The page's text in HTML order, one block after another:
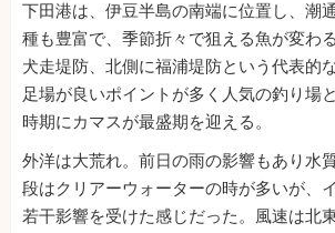
下田港は、伊豆半島の南端に位置し、潮
種も豊富で、季節折々で狙える魚が変わ
犬走堤防、北側に福浦堤防という代表的
足場が良いポイントが多く人気の釣り場
時期にカマスが最盛期を迎える。
外洋は大荒れ。前日の雨の影響もあり水
段はクリアーウォーターの時が多いが、
若干影響を受けた感じだった。風速は北